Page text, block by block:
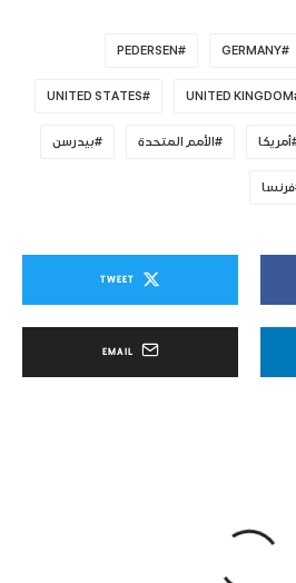
GERMANY
PEDERSEN
UNITED KINGDOM
UNITED STATES
أمريكا الأمم المتحدة بيدرسن
فرنسا
TWEET
EMAIL